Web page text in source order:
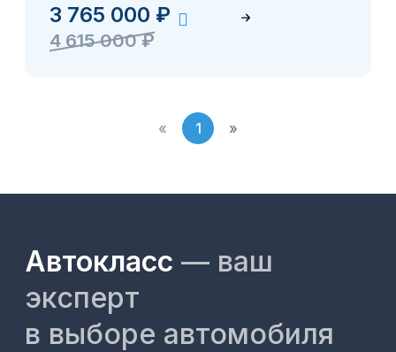
3 765 000 ₽
4 615 000₽
« 1 »
Автокласс — ваш
эксперт
в выборе автомобиля